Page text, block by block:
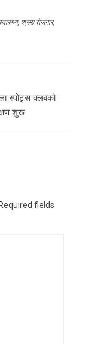
, श्रम/रोजगार,
स्पोट्र्स क्लबको
शुरू
Required fields